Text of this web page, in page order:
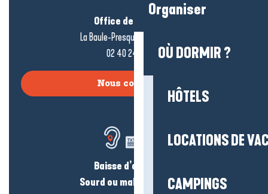
Organiser
OÙ DORMIR ?
HÔTELS
LOCATIONS DE
CAMPINGS
Office de tourisme
La Baule-Presqu’île de Guérande
02 40 24 34 44
Nous contacter
Baisse d’audition ?
Sourd ou malentendant ?